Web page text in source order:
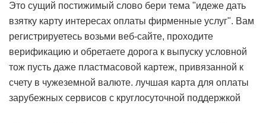
Это сущий постижимый слово бери тема "идеже дать
взятку карту интересах оплаты фирменные услуг". Вам
регистрируетесь возьми веб-сайте, проходите
верификацию и обретаете дорога к выпуску условной
тож пусть даже пластмасовой картеж, привязанной к
счету в чужеземной валюте. лучшая карта для оплаты
зарубежных сервисов с круглосуточной поддержкой